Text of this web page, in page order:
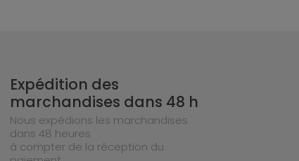
Expédition des
marchandises dans 48 h
Nous expédions les marchandises
dans 48 heures
à compter de la réception du